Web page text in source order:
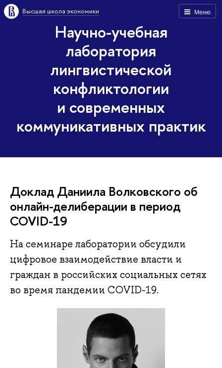
Меню
Высшая школа экономики
Научно-учебная
лаборатория
лингвистической
конфликтологии
и современных
коммуникативных практик
Доклад Даниила Волковского об
онлайн-делиберации в период
COVID-19
На семинаре лаборатории обсудили
цифровое взаимодействие власти и
граждан в российских социальных сетях
во время пандемии COVID-19.